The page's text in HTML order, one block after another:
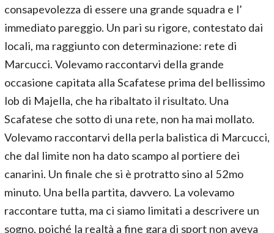
consapevolezza di essere una grande squadra e l’
immediato pareggio. Un pari su rigore, contestato dai
locali, ma raggiunto con determinazione: rete di
Marcucci. Volevamo raccontarvi della grande
occasione capitata alla Scafatese prima del bellissimo
lob di Majella, che ha ribaltato il risultato. Una
Scafatese che sotto di una rete, non ha mai mollato.
Volevamo raccontarvi della perla balistica di Marcucci,
che dal limite non ha dato scampo al portiere dei
canarini. Un finale che si è protratto sino al 52mo
minuto. Una bella partita, davvero. La volevamo
raccontare tutta, ma ci siamo limitati a descrivere un
sogno, poiché la realtà a fine gara di sport non aveva